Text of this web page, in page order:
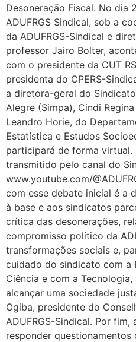
Desoneração Fiscal. No dia
ADUFRGS Sindical, sob a
da ADUFRGS-Sindical e
professor Jairo Bolter,
com o presidente da CUT
presidenta do CPERS-
a diretora-geral do
Alegre (Simpa), Cindi
Leandro Horie, do
Estatística e Estudos
participará de forma virtual.
transmitido pelo canal do
www.youtube.com/
com esse debate inicial é a
à base e aos sindicatos
crítica das desonerações,
compromisso político da
transformações sociais e,
cuidado do sindicato com a
Ciência e com a
alcançar uma sociedade
Ogiba, presidente do
ADUFRGS-Sindical. Por fim,
responder questionamentos